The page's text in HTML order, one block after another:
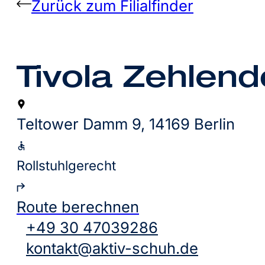
Zurück zum Filialfinder
Tivola
Teltower Damm 9, 14169 Berlin
Rollstuhlgerecht
Route berechnen
+49 30 47039286
kontakt@aktiv-schuh.de